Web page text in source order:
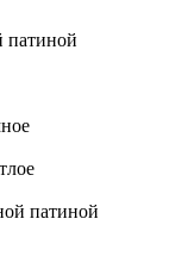
патиной
патиной